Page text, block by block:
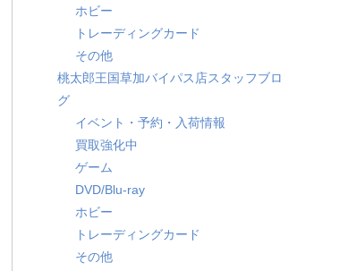
ホビー
トレーディングカード
その他
桃太郎王国草加バイパス店スタッフブロ
グ
イベント・予約・入荷情報
買取強化中
ゲーム
DVD/Blu-ray
ホビー
トレーディングカード
その他